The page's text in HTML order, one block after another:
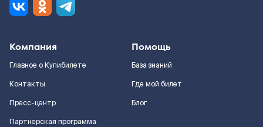
Компания
Главное о Купибилете
Контакты
Пресс-центр
Партнерская программа
Помощь
База знаний
Где мой билет
Блог